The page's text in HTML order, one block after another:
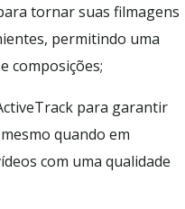
tornar suas filmagens
permitindo uma
composições;
para garantir
quando em
com uma qualidade